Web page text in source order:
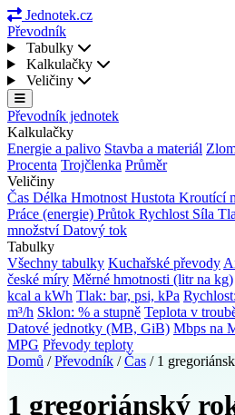
Jednotek.cz
Převodník
Tabulky
Kalkulačky
Veličiny
Převodník jednotek
Kalkulačky
Energie a palivo Stavba a materiál
Procenta Trojčlenka Průměr
Veličiny
Čas Délka Hmotnost Hustota Kroutící
Práce (energie) Průtok Rychlost Síla
množstvíDatový tok
Tabulky
Všechny tabulky Kuchařské převody
české míry Měrné hmotnosti (litr na kg)
kcal a kWh Tlak: bar, psi, kPa
m³/h Sklon: % a stupně Teplota v
Datové jednotky (MB, GiB) Mbps na
MPG Převody teploty
Domů / Převodník / Čas / 1
1 gregoriánský